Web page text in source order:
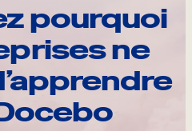
pourquoi
ne